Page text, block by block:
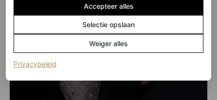
Accepteer alles
Selectie opslaan
Weiger alles
Privacybeleid